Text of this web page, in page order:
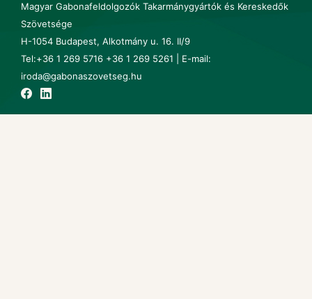
Magyar Gabonafeldolgozók Takarmánygyártók és Kereskedők
Szövetsége
H-1054 Budapest, Alkotmány u. 16. II/9
Tel:+36 1 269 5716 +36 1 269 5261 | E-mail:
iroda@gabonaszovetseg.hu